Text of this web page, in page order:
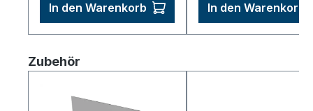
In den Warenkorb In den Warenkorb
Produktgalerie überspringen
Zubehör